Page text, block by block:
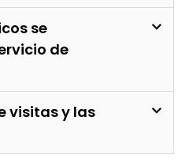
se
de
visitas y las